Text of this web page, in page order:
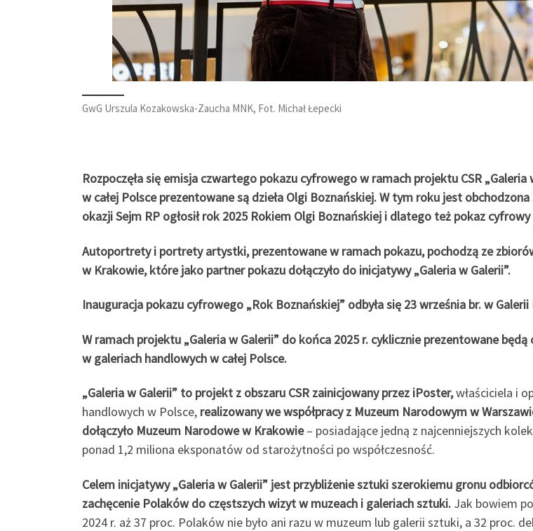
GwG Urszula Kozakowska-Zaucha MNK, Fot. Michał Łepecki
Rozpoczęła się emisja czwartego pokazu cyfrowego w ramach projektu CSR
w całej Polsce prezentowane są dzieła Olgi Boznańskiej. W tym roku jest
okazji Sejm RP ogłosił rok 2025 Rokiem Olgi Boznańskiej i dlatego też pokaz
Autoportrety i portrety artystki, prezentowane w ramach pokazu, pochodzą ze
w Krakowie, które jako partner pokazu dołączyło do inicjatywy „Galeria w Galerii”.
Inauguracja pokazu cyfrowego „Rok Boznańskiej” odbyła się 23 września br. w
W ramach projektu „Galeria w Galerii” do końca 2025 r. cyklicznie prezentowane
w galeriach handlowych w całej Polsce.
„Galeria w Galerii” to projekt z obszaru CSR zainicjowany przez iPoster,właściciela i
handlowych w Polsce, realizowany we współpracy z Muzeum Narodowym w
dołączyło Muzeum Narodowe w Krakowie– posiadające jedną z najcenniejszych
ponad 1,2 miliona eksponatów od starożytności po współczesność.
Celem inicjatywy „Galeria w Galerii” jest przybliżenie sztuki szerokiemu gronu
zachęcenie Polaków do częstszych wizyt w muzeach i galeriach sztuki. Jak bowiem
2024 r. aż 37 proc. Polaków nie było ani razu w muzeum lub galerii sztuki, a 32 proc.